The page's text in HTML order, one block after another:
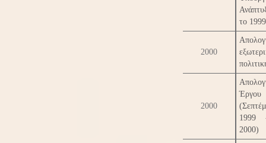
το 1999
2000
2000
Έργου
1999
2000)